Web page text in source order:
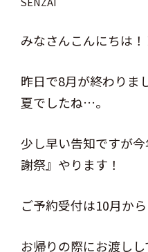
みなさんこんにちは！
昨日で8月が終わり
夏でしたね…。
少し早い告知ですが
謝祭』やります！
ご予約受付は10月か
お帰りの際にお渡し